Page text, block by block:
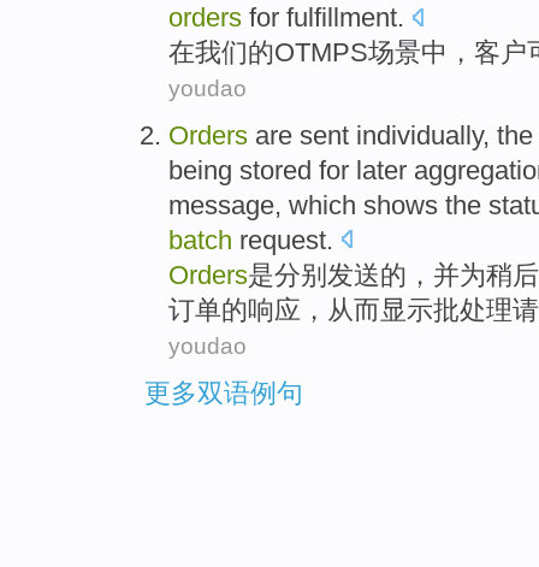
orders for fulfillment.
在我们的OTMPS场景中 ， 客户
youdao
Orders are sent individually, the
being stored for later
message, which shows the
batch request.
Orders是分别 发送的 ，并为稍后
订单的响应， 从而显示批处理
youdao
更多双语例句